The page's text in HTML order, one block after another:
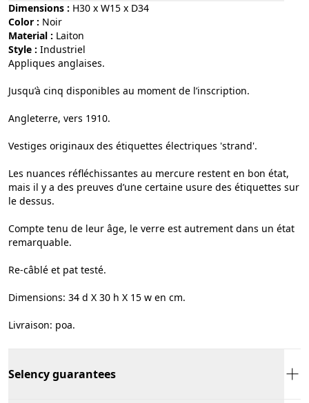
Dimensions : H30 x W15 x D34
Color :
noir
Material :
laiton
Style : industriel
Appliques anglaises.
Jusqu’à cinq disponibles au moment de l’inscription.
Angleterre, vers 1910.
Vestiges originaux des étiquettes électriques 'strand'.
Les nuances réfléchissantes au mercure restent en bon état,
mais il y a des preuves d’une certaine usure des étiquettes sur
le dessus.
Compte tenu de leur âge, le verre est autrement dans un état
remarquable.
Re-câblé et pat testé.
Dimensions: 34 d X 30 h X 15 w en cm.
Livraison: poa.
Selency guarantees